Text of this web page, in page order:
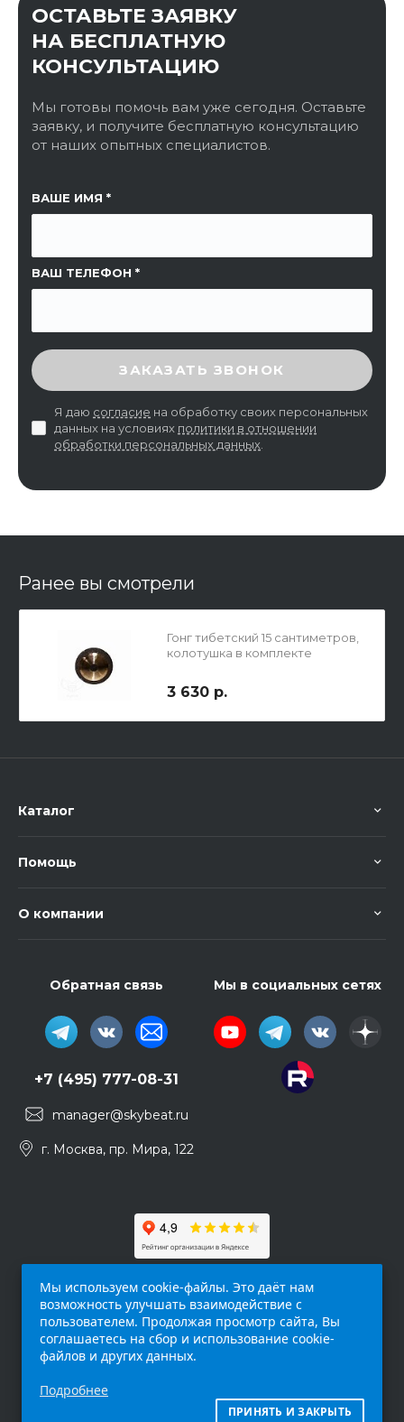
ОСТАВЬТЕ ЗАЯВКУ
НА БЕСПЛАТНУЮ
КОНСУЛЬТАЦИЮ
Мы готовы помочь вам уже сегодня. Оставьте
заявку, и получите бесплатную консультацию
от наших опытных специалистов.
ВАШЕ ИМЯ
ВАШ ТЕЛЕФОН
ССЫЛКА НА СТРАНИЦУ
ВВЕДИТЕ ПРОВЕРОЧНЫЙ КОД
ЗАКАЗАТЬ ЗВОНОК
Я даю согласие на обработку своих персональных
данных на условиях политики в отношении
обработки персональных данных
Ранее вы смотрели
Гонг тибетский 15 сантиметров,
колотушка в комплекте
3 630 р.
Каталог
Помощь
О компании
Обратная связь
+7 (495) 777-08-31
manager@skybeat.ru
г. Москва, пр. Мира, 122
Мы в социальных сетях
интернет-сайт (
исключительно информационный характер и
Мы используем cookie-файлы. Это даёт нам
возможность улучшать взаимодействие с
пользователем. Продолжая просмотр сайта, Вы
соглашаетесь на сбор и использование cookie-
файлов и других данных.
Подробнее
ПРИНЯТЬ И ЗАКРЫТЬ